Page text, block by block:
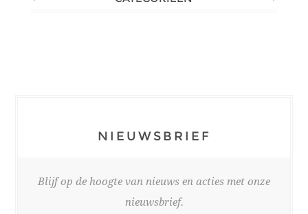
NIEUWSBRIEF
Blijf op de hoogte van nieuws en acties met onze
nieuwsbrief.